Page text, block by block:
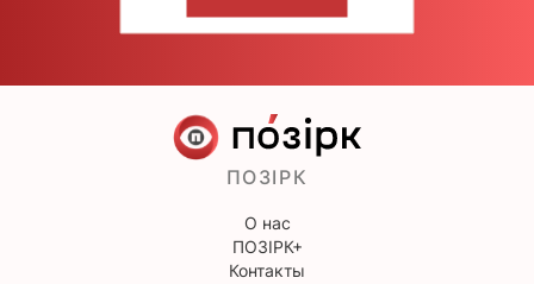
ПОЗІРК
О нас
ПОЗІРК+
Контакты